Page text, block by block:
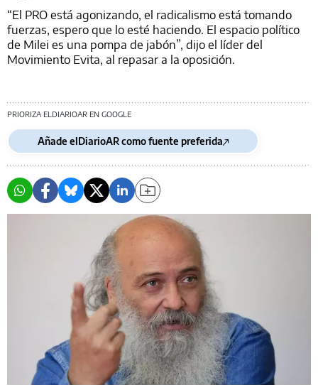
“El PRO está agonizando, el radicalismo está tomando
fuerzas, espero que lo esté haciendo. El espacio político
de Milei es una pompa de jabón”, dijo el líder del
Movimiento Evita, al repasar a la oposición.
PRIORIZA ELDIARIOAR EN GOOGLE
Añade elDiarioAR como fuente preferida